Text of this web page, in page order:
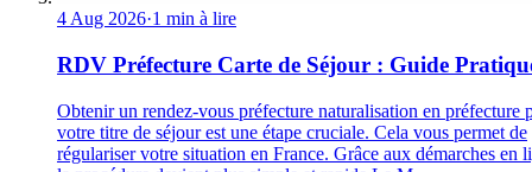
4 Aug 2026·1 min à lire
RDV Préfecture Carte de Séjour : Guide
Obtenir un rendez-vous préfecture naturalisation en préfecture
votre titre de séjour est une étape cruciale. Cela vous permet de
régulariser votre situation en France. Grâce aux démarches en